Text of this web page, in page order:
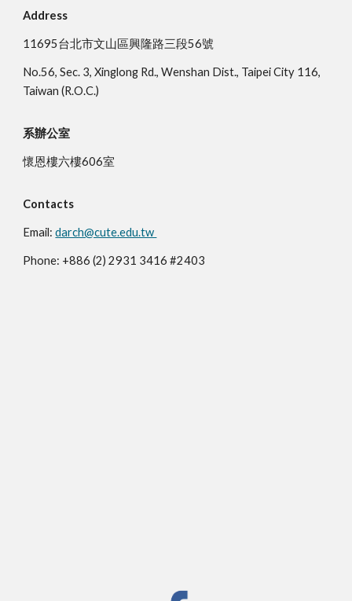
Address
11695台北市文山區興隆路三段56號
No.56, Sec. 3, Xinglong Rd., Wenshan Dist., Taipei City 116,
Taiwan (R.O.C.)
系辦公室
懷恩樓六樓606室
Contacts
Email:darch@cute.edu.tw
Phone: +886 (2) 2931 3416 #2403